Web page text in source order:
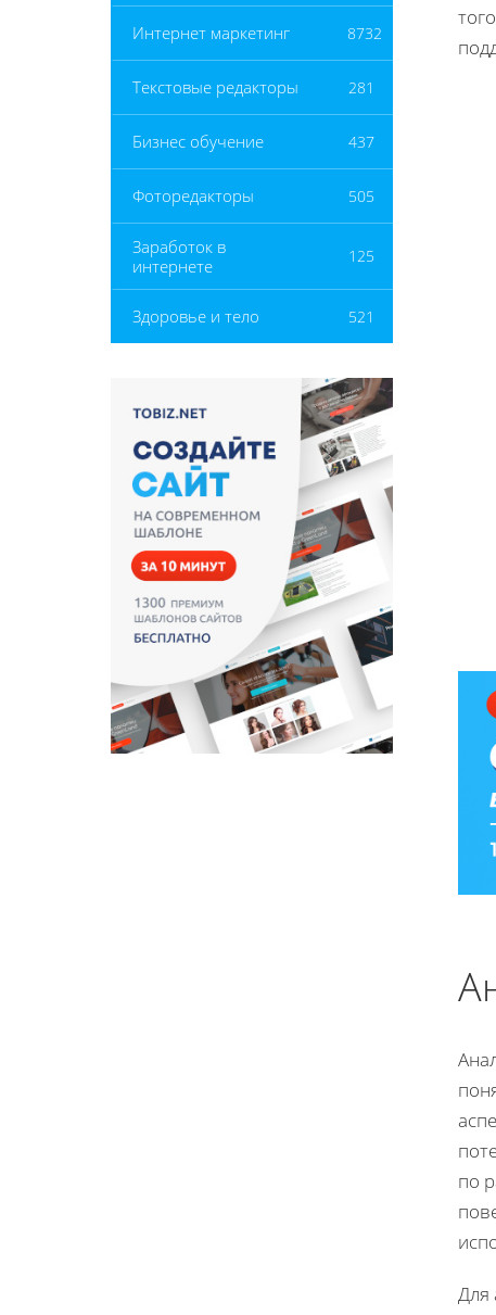
Интернет маркетинг 8732
Текстовые редакторы 281
Бизнес обучение 437
Фоторедакторы 505
Заработок в
интернете
125
Здоровье и тело 521
по
Для